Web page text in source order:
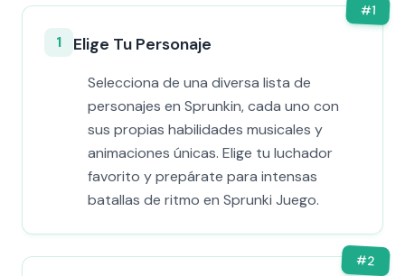
#1
1 Elige Tu Personaje
Selecciona de una diversa lista de
personajes en Sprunkin, cada uno con
sus propias habilidades musicales y
animaciones únicas. Elige tu luchador
favorito y prepárate para intensas
batallas de ritmo en Sprunki Juego.
#2